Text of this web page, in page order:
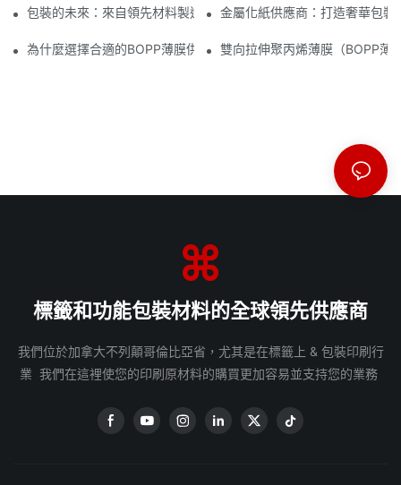
包裝的未來：來自領先材料製造商的洞見金屬化紙供應商：打造奢華包裝
為什麼選擇合適的BOPP薄膜供應商對您的業務至關重要
雙向拉伸聚丙烯薄膜（BOPP薄
標籤和功能包裝材料的全球領先供應商
我們位於加拿大不列顛哥倫比亞省，尤其是在標籤上 & 包裝印刷行
業 我們在這裡使您的印刷原材料的購買更加容易並支持您的業務